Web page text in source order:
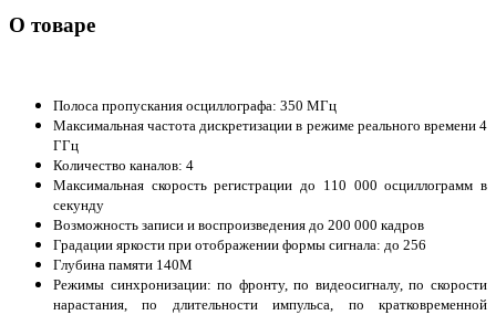
О товаре
Полоса пропускания осциллографа: 350 МГц
Максимальная частота дискретизации в режиме реального времени 4
ГГц
Количество каналов: 4
Максимальная cкорость регистрации до 110 000 осциллограмм в
секунду
Возможность записи и воспроизведения до 200 000 кадров
Градации яркости при отображении формы сигнала: до 256
Глубина памяти 140M
Режимы синхронизации: по фронту, по видеосигналу, по скорости
нарастания, по длительности импульса, по кратковременной